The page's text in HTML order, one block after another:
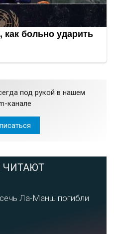
под рукой в нашем
канале
ЧИТАЮТ
Ла-Манш погибли